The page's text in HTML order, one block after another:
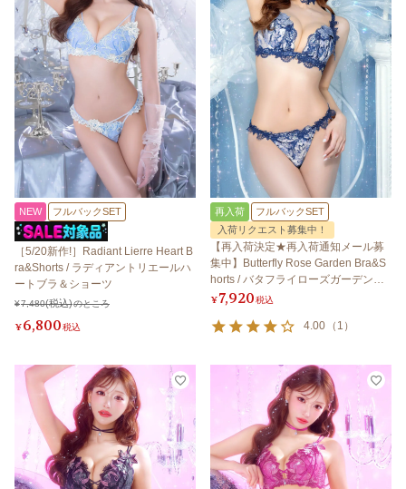
NEW フルバックSET
［5/20新作!］Radiant Lierre Heart B
ra&Shorts / ラディアントリエールハ
ートブラ＆ショーツ
¥7,480 のところ
¥6,800税込
再入荷
フルバックSET
入荷リクエスト募集中！
【再入荷決定★再入荷通知メール募
集中】Butterfly Rose Garden Bra&S
horts / バタフライローズガーデンブ
ラ＆ショーツ
¥7,920税込
4.00 （ 1 ）